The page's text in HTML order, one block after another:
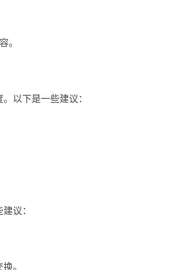
。
以下是一些建议：
议：
。